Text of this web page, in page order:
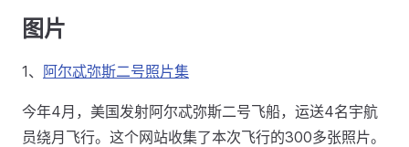
图片
1、 阿尔忒弥斯二号照片集
今年4月，美国发射阿尔忒弥斯二号飞船，运送4名宇航
员绕月飞行。这个网站收集了本次飞行的300多张照片。